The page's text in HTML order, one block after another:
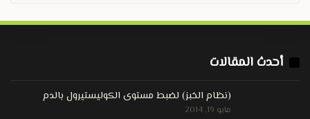
أحدث المقالات
(نظام الخبز) لضبط مستوى الكوليستيرول بالدم
مايو 19, 2014